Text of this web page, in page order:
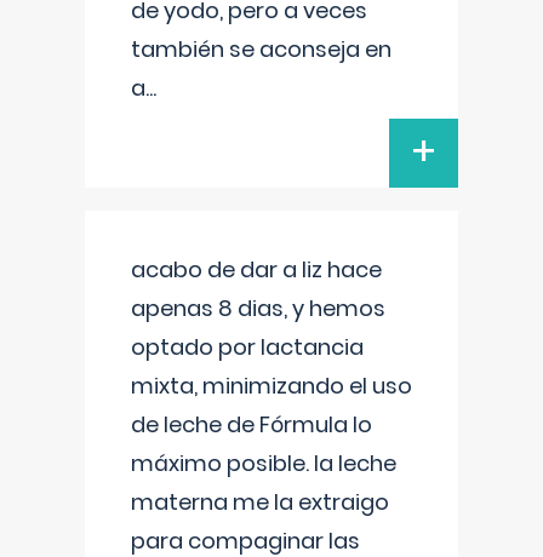
de yodo, pero a veces
también se aconseja en
a...
+
acabo de dar a liz hace
apenas 8 dias, y hemos
optado por lactancia
mixta, minimizando el uso
de leche de Fórmula lo
máximo posible. la leche
materna me la extraigo
para compaginar las